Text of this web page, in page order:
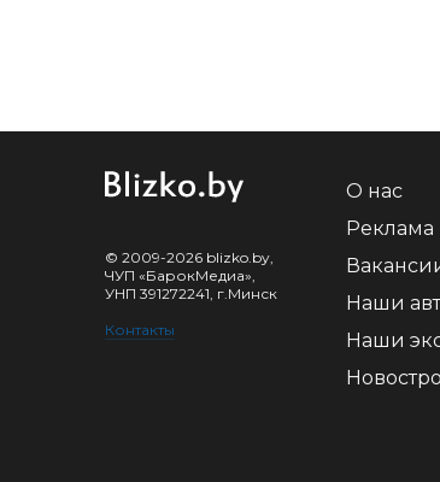
© 2009-2026 blizko.by,
ЧУП «БарокМедиа»,
УНП 391272241, г.Минск
Контакты
О нас
Реклама
Наши
Наши